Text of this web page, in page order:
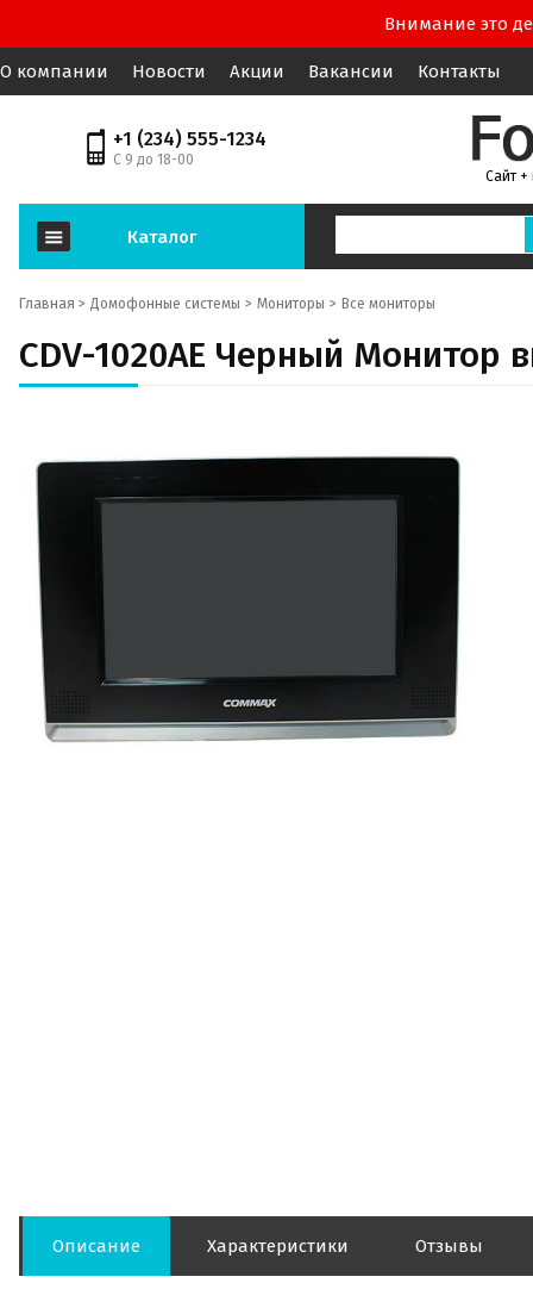
Внимание это
О компании Новости Акции Вакансии Контакты
+1 (234) 555-1234
С 9 до 18-00
Сайт +
Каталог
Главная > Домофонные системы Мониторы Все мониторы
CDV-1020AE Черный Монитор
Описание Характеристики Отзывы